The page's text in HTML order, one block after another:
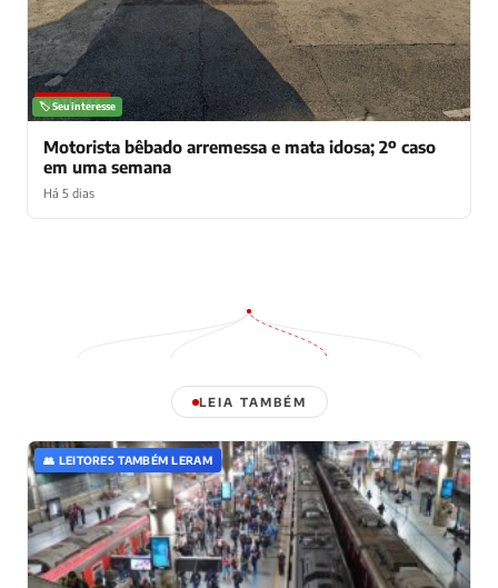
NOTÍCIAS
🏷️ Seu interesse
Motorista bêbado arremessa e mata idosa; 2º caso
em uma semana
Há 5 dias
LEIA TAMBÉM
👥 LEITORES TAMBÉM LERAM